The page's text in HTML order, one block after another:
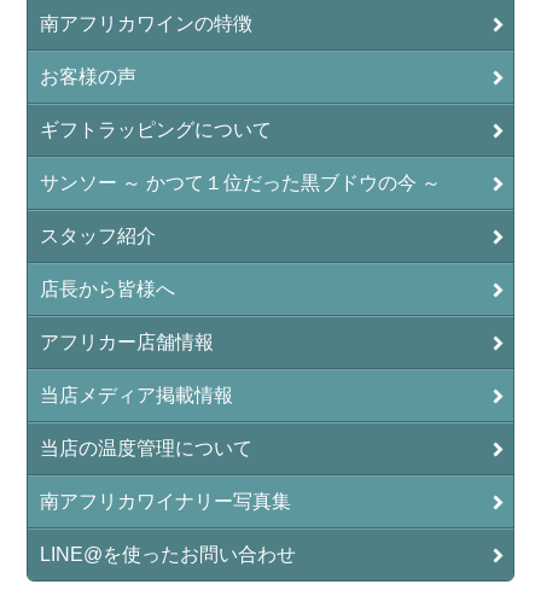
南アフリカワインの特徴
お客様の声
ギフトラッピングについて
サンソー ～ かつて１位だった黒ブドウの今 ～
スタッフ紹介
店長から皆様へ
アフリカー店舗情報
当店メディア掲載情報
当店の温度管理について
南アフリカワイナリー写真集
LINE@を使ったお問い合わせ